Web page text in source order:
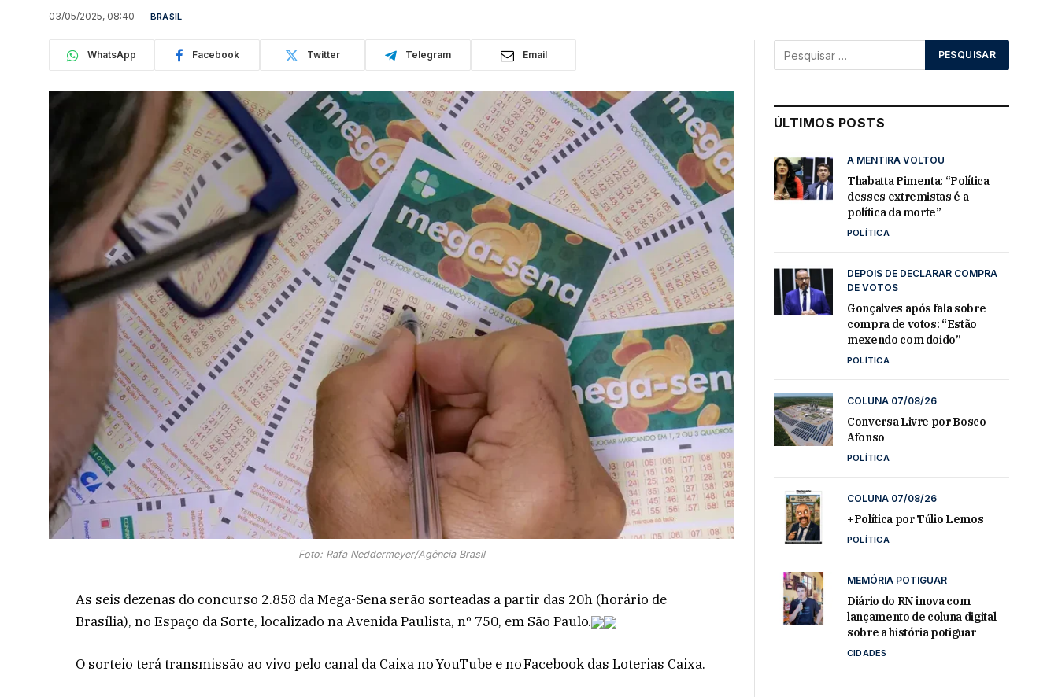
03/05/2025, 08:40 BRASIL
WhatsApp Facebook Twitter Telegram Email
Foto: Rafa Neddermeyer/Agência Brasil
As seis dezenas do concurso 2.858 da Mega-Sena serão sorteadas a partir das 20h (horário de
Brasília), no Espaço da Sorte, localizado na Avenida Paulista, nº 750, em São Paulo.
O sorteio terá transmissão ao vivo pelo canal da Caixa no YouTube e no Facebook das Loterias Caixa.
ÚLTIMOS POSTS
A MENTIRA VOLTOU
Thabatta Pimenta: “Política
desses extremistas é a
política da morte”
POLÍTICA
DEPOIS DE DECLARAR COMPRA
DE VOTOS
Gonçalves após fala sobre
compra de votos: “Estão
mexendo com doido”
POLÍTICA
COLUNA 07/08/26
Conversa Livre por Bosco
Afonso
POLÍTICA
COLUNA 07/08/26
+Política por Túlio Lemos
POLÍTICA
MEMÓRIA POTIGUAR
Diário do RN inova com
lançamento de coluna digital
sobre a história potiguar
CIDADES